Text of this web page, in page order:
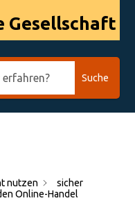
Gesellschaft
Suche
nutzen
sicher
Online-Handel